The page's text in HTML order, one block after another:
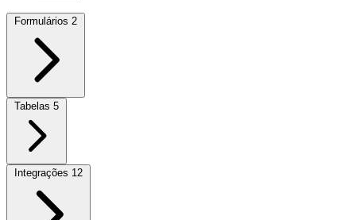
Formulários 2
Tabelas 5
Integrações 12